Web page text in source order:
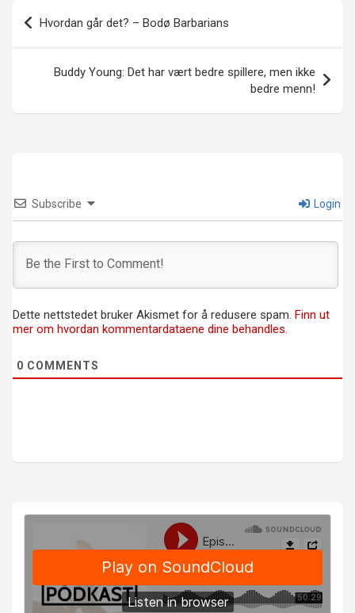
Innleggsnavigasjon
Hvordan går det? – Bodø Barbarians
Buddy Young: Det har vært bedre spillere, men ikke
bedre menn!
Subscribe Login
Dette nettstedet bruker Akismet for å redusere spam. Finn ut
mer om hvordan kommentardataene dine behandles.
0 COMMENTS